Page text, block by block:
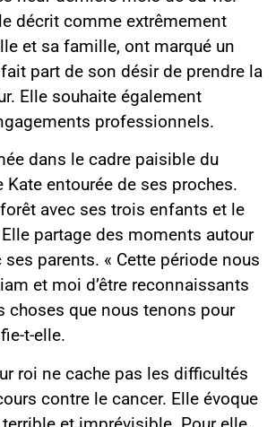
décrit comme extrêmement
et sa famille, ont marqué un
part de son désir de prendre la
Elle souhaite également
professionnels.
dans le cadre paisible du
Kate entourée de ses proches.
avec ses trois enfants et le
partage des moments autour
parents. « Cette période nous
et moi d’être reconnaissants
choses que nous tenons pour
t-elle.
roi ne cache pas les difficultés
contre le cancer. Elle évoque